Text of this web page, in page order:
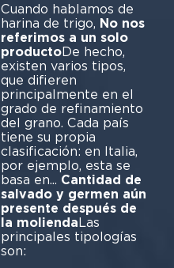
Cuando hablamos de
harina de trigo, No nos
referimos a un solo
productoDe hecho,
existen varios tipos,
que difieren
principalmente en el
grado de refinamiento
del grano. Cada país
tiene su propia
clasificación: en Italia,
por ejemplo, esta se
basa en... Cantidad de
salvado y germen aún
presente después de
la moliendaLas
principales tipologías
son: